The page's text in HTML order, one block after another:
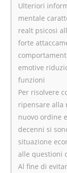
Ulteriori
mentale
realt psicosi
forte
emotive
funzioni
Per risolvere
ripensare alla
nuovo ordine
decenni si
situazione
alle questioni
Al fine di